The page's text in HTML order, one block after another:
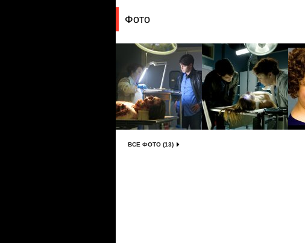
Фото
ВСЕ ФОТО (13)